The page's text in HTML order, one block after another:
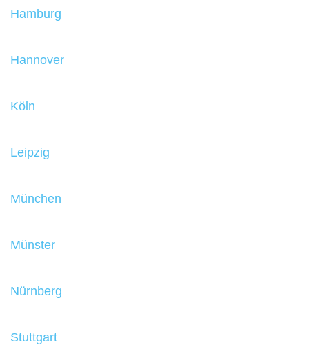
Hamburg
Hannover
Köln
Leipzig
München
Münster
Nürnberg
Stuttgart